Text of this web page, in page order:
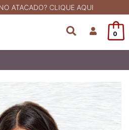
ATACADO? CLIQUE AQUI
0